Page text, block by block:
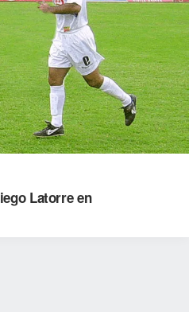
Latorre en